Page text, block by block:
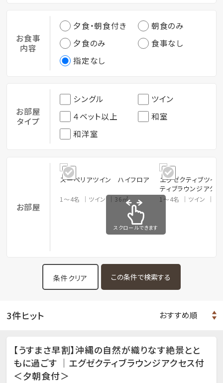
お食事
内容
夕食・朝食付き
朝食のみ
夕食のみ
食事なし
指定なし
お部屋
タイプ
シングル
ツイン
４ベット以上
和室
和洋室
お部屋
スーペリアツイン ハイフロア
1～4名 ツイン 36㎡
エグゼクティブツイ
ティブラウンジアクセ
1～4名 ツイン
スクロールできます
条件クリア
3件ヒット
【うすまさ早割】沖縄の自然が織りなす絶景とと
もに過ごす ｜エグゼクティブラウンジアクセス付
＜夕朝食付＞